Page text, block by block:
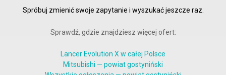
Spróbuj zmienić swoje zapytanie i wyszukać jeszcze raz.
Sprawdź, gdzie znajdziesz więcej ofert:
Lancer Evolution X w całej Polsce
Mitsubishi — powiat gostyniński